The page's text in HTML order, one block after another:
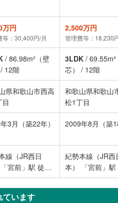
万円
等：30,400円/月
2,500万円
管理費等：18,230
/ 86.98m²（壁
/ 12階
3LDK /
芯）
/ 12階
県和歌山市西高
目
和歌山県和歌山
松1丁目
3月（築22年） 2009年8月（築
線（JR西日
宮前」駅 徒歩
紀勢本線（JR西
本） 「宮前」駅
32分
ています